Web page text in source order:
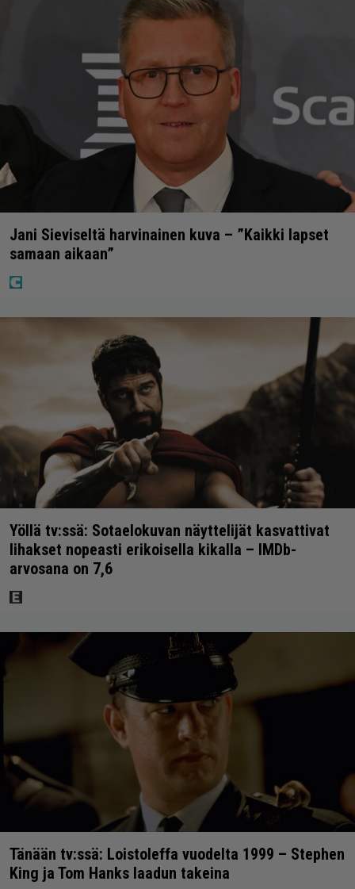
Jani Sieviseltä harvinainen kuva – ”Kaikki lapset
samaan aikaan”
Yöllä tv:ssä: Sotaelokuvan näyttelijät kasvattivat
lihakset nopeasti erikoisella kikalla – IMDb-
arvosana on 7,6
Tänään tv:ssä: Loistoleffa vuodelta 1999 – Stephen
King ja Tom Hanks laadun takeina